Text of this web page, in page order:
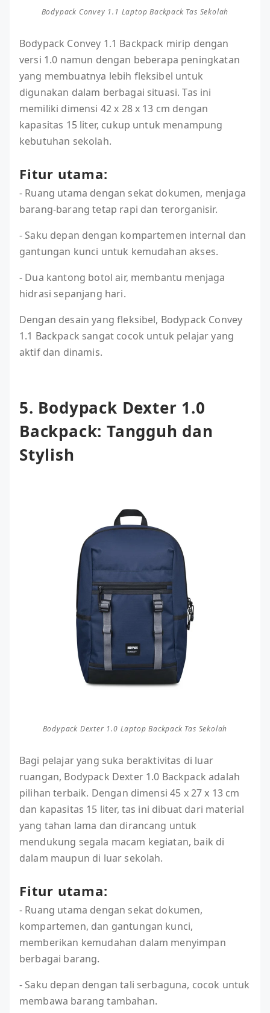
Bodypack Convey 1.1 Laptop Backpack Tas Sekolah
Bodypack Convey 1.1 Backpack mirip dengan
versi 1.0 namun dengan beberapa peningkatan
yang membuatnya lebih fleksibel untuk
digunakan dalam berbagai situasi. Tas ini
memiliki dimensi 42 x 28 x 13 cm dengan
kapasitas 15 liter, cukup untuk menampung
kebutuhan sekolah.
Fitur utama:
- Ruang utama dengan sekat dokumen, menjaga
barang-barang tetap rapi dan terorganisir.
- Saku depan dengan kompartemen internal dan
gantungan kunci untuk kemudahan akses.
- Dua kantong botol air, membantu menjaga
hidrasi sepanjang hari.
Dengan desain yang fleksibel, Bodypack Convey
1.1 Backpack sangat cocok untuk pelajar yang
aktif dan dinamis.
5. Bodypack Dexter 1.0
Backpack: Tangguh dan
Stylish
Bodypack Dexter 1.0 Laptop Backpack Tas Sekolah
Bagi pelajar yang suka beraktivitas di luar
ruangan, Bodypack Dexter 1.0 Backpack adalah
pilihan terbaik. Dengan dimensi 45 x 27 x 13 cm
dan kapasitas 15 liter, tas ini dibuat dari material
yang tahan lama dan dirancang untuk
mendukung segala macam kegiatan, baik di
dalam maupun di luar sekolah.
Fitur utama:
- Ruang utama dengan sekat dokumen,
kompartemen, dan gantungan kunci,
memberikan kemudahan dalam menyimpan
berbagai barang.
- Saku depan dengan tali serbaguna, cocok untuk
membawa barang tambahan.